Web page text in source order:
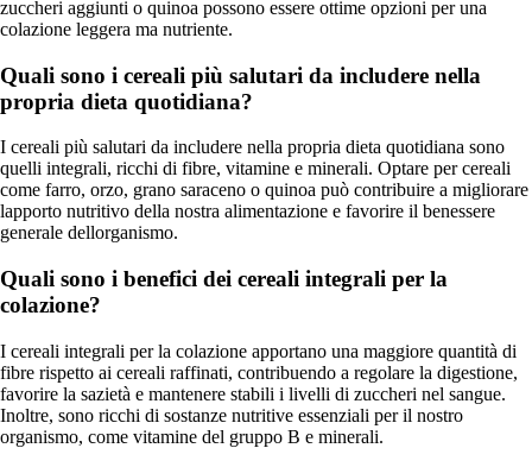
zuccheri aggiunti o quinoa possono essere ottime opzioni per una
colazione leggera ma nutriente.
Quali sono i cereali più salutari da includere nella
propria dieta quotidiana?
I cereali più salutari da includere nella propria dieta quotidiana sono
quelli integrali, ricchi di fibre, vitamine e minerali. Optare per cereali
come farro, orzo, grano saraceno o quinoa può contribuire a migliorare
lapporto nutritivo della nostra alimentazione e favorire il benessere
generale dellorganismo.
Quali sono i benefici dei cereali integrali per la
colazione?
I cereali integrali per la colazione apportano una maggiore quantità di
fibre rispetto ai cereali raffinati, contribuendo a regolare la digestione,
favorire la sazietà e mantenere stabili i livelli di zuccheri nel sangue.
Inoltre, sono ricchi di sostanze nutritive essenziali per il nostro
organismo, come vitamine del gruppo B e minerali.